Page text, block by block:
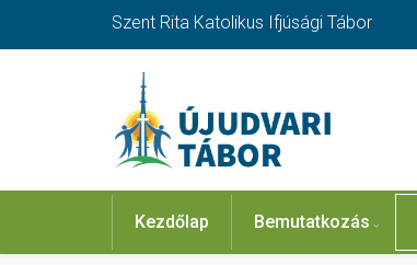
Szent Rita Katolikus Ifjúsági Tábor
Kezdőlap Bemutatkozás